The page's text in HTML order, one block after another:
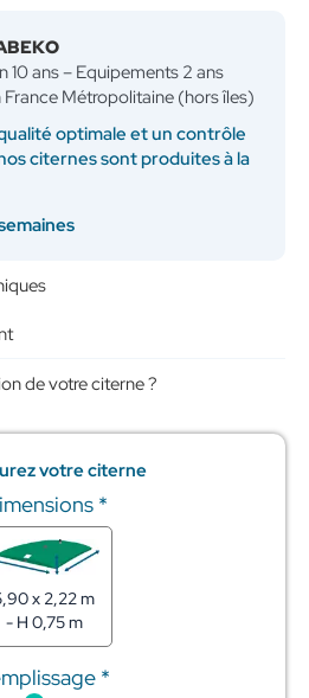
10 ans – Equipements 2 ans
Métropolitaine (hors îles)
optimale et un contrôle
citernes sont produites à la
de votre citerne ?
votre citerne
*
x 2,22 m
- H 0,75 m
*